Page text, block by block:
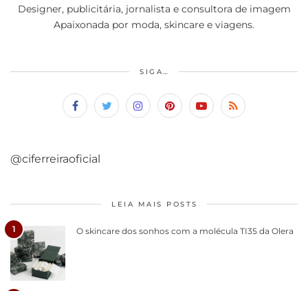
Designer, publicitária, jornalista e consultora de imagem
Apaixonada por moda, skincare e viagens.
SIGA…
@ciferreiraoficial
LEIA MAIS POSTS
1 O skincare dos sonhos com a molécula TI35 da Olera